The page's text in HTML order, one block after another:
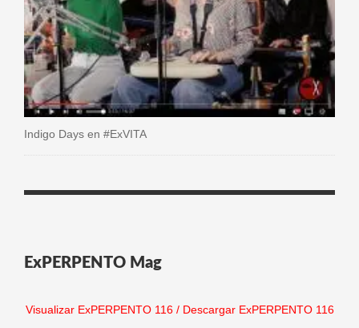
Indigo Days en #ExVITA
ExPERPENTO Mag
Visualizar ExPERPENTO 116/ Descargar ExPERPENTO 116